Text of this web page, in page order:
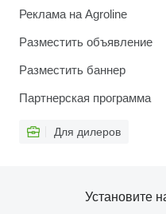
Реклама на Agroline
Разместить объявление
Разместить баннер
Партнерская программа
Для дилеров
Установите